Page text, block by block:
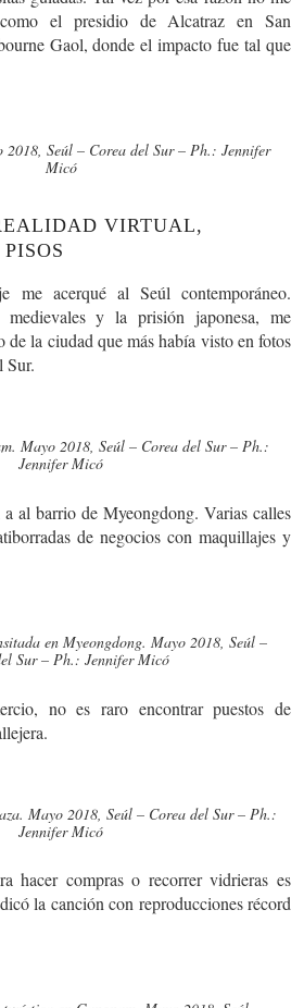
el presidio de Alcatraz en San
Gaol, donde el impacto fue tal que
2018, Seúl – Corea del Sur – Ph.: Jennifer
Micó
VIRTUAL,
acerqué al Seúl contemporáneo.
y la prisión japonesa, me
de la ciudad que más había visto en fotos
Sur.
Mayo 2018, Seúl – Corea del Sur – Ph.:
Jennifer Micó
al barrio de Myeongdong. Varias calles
de negocios con maquillajes y
en Myeongdong. Mayo 2018, Seúl –
Sur – Ph.: Jennifer Micó
no es raro encontrar puestos de
Mayo 2018, Seúl – Corea del Sur – Ph.:
Jennifer Micó
hacer compras o recorrer vidrieras es
la canción con reproducciones récord